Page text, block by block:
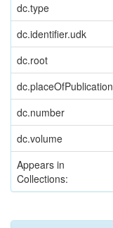
dc.type
dc.identifier.udk
dc.root
dc.placeOfPublication
dc.number
dc.volume
Appears in
Collections: